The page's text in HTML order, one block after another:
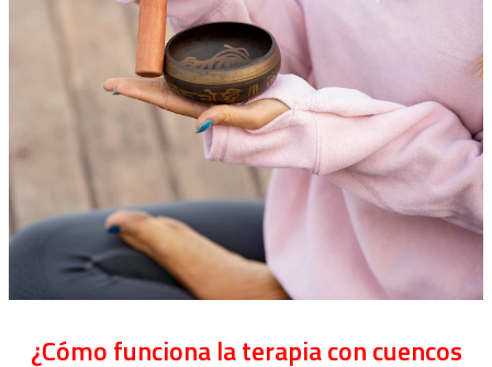
¿Cómo funciona la terapia con cuencos